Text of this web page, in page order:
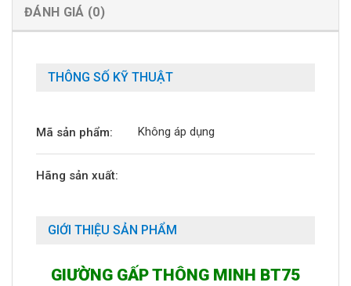
ĐÁNH GIÁ (0)
THÔNG SỐ KỸ THUẬT
Mã sản phẩm: Không áp dụng
Hãng sản xuất:
GIỚI THIỆU SẢN PHẨM
GIƯỜNG GẤP THÔNG MINH BT75